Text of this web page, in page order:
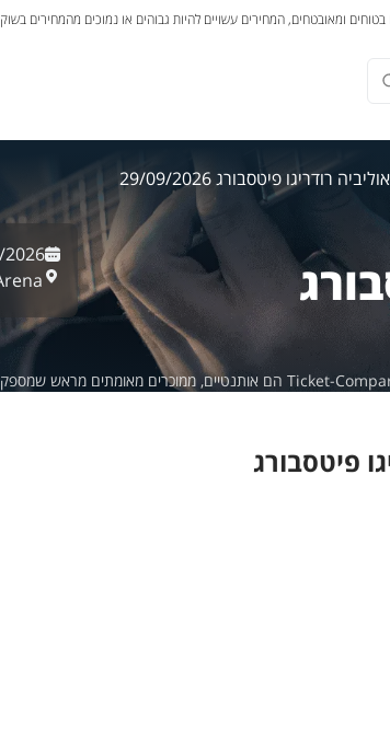
בטוחים ומאובטחים, המחירים עשויים להיות גבוהים או נמוכים מהמחירים
אוליביה רודריגו פיטסבורג 29/09/2026
פיטסבורג